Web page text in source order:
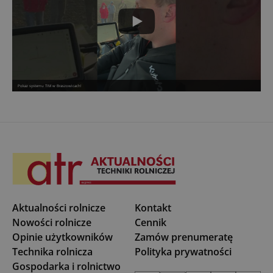
Pokaz systemu TIM w Braszowicach!
Aktualności rolnicze
Nowości rolnicze
Opinie użytkowników
Technika rolnicza
Gospodarka i rolnictwo
Kontakt
Cennik
Zamów prenumeratę
Polityka prywatności